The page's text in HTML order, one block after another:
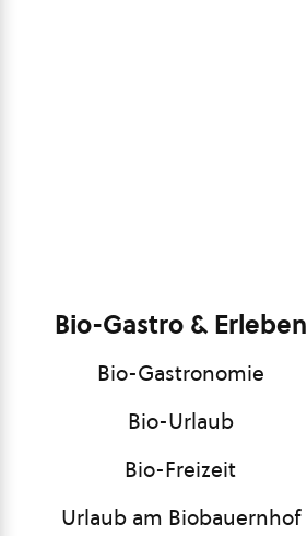
Bio-Gastro & Erleben
Bio-Gastronomie
Bio-Urlaub
Bio-Freizeit
Urlaub am Biobauernhof